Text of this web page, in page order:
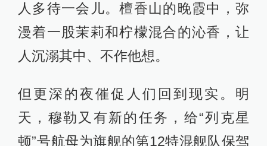
人多待一会儿。檀香山的晚霞中，弥
漫着一股茉莉和柠檬混合的沁香，让
人沉溺其中、不作他想。
但更深的夜催促人们回到现实。明
天，穆勒又有新的任务，给“列克星
顿”号航母为旗舰的第12特混舰队保驾